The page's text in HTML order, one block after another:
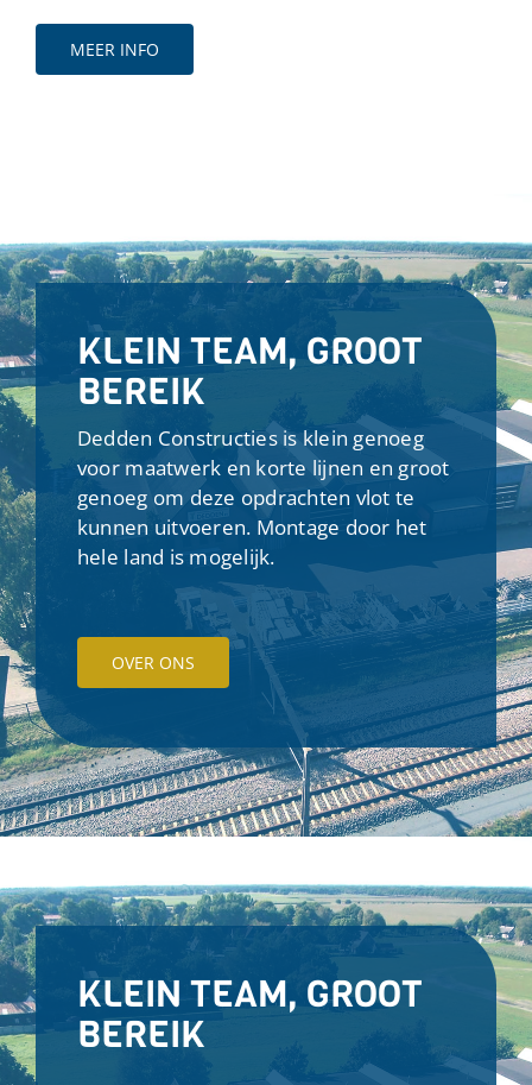
MEER INFO
KLEIN TEAM, GROOT
BEREIK
Dedden Constructies is klein genoeg
voor maatwerk en korte lijnen en groot
genoeg om deze opdrachten vlot te
kunnen uitvoeren. Montage door het
hele land is mogelijk.
OVER ONS
KLEIN TEAM, GROOT
BEREIK